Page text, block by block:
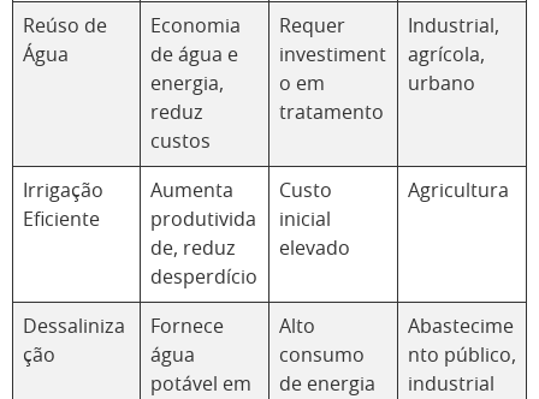
Reúso de
Água
Economia
de água e
energia,
reduz
custos
Requer
investiment
o em
tratamento
Industrial,
agrícola,
urbano
Irrigação
Eficiente
Aumenta
produtivida
de, reduz
desperdício
Custo
inicial
elevado
Agricultura
Dessaliniza
ção
Fornece
água
potável em
Alto
consumo
de energia
Abastecime
nto público,
industrial